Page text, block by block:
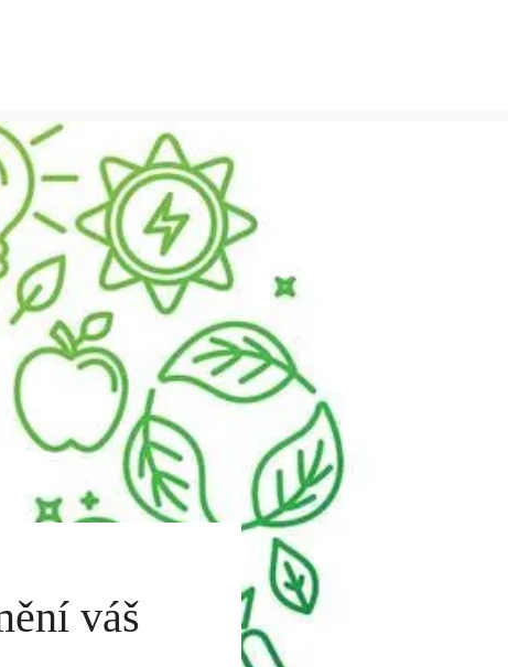
váš